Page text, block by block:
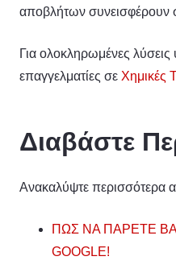
αποβλήτων συνεισφέρουν
Για ολοκληρωμένες λύσεις
επαγγελματίες σε Χημικές
Διαβάστε
Ανακαλύψτε περισσότερα
ΠΩΣ ΝΑ ΠΑΡΕΤΕ
GOOGLE!